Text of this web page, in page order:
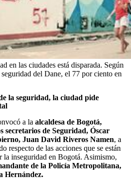
en las ciudades está disparada. Según
del Dane, el 77 por ciento en
la seguridad, la ciudad pide
a la alcaldesa de Bogotá,
secretarios de Seguridad, Óscar
Juan David Riveros Namen, a
respecto de las acciones que se están
la inseguridad en Bogotá. Asimismo,
de la Policía Metropolitana,
Hernández.